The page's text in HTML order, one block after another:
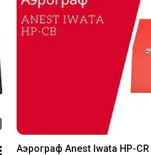
Аэрограф Anest Iwata HP-CR